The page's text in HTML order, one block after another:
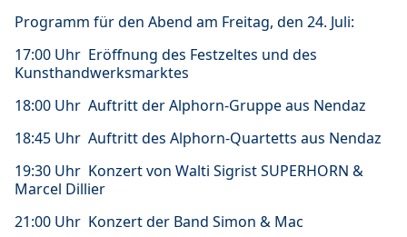
Programm für den Abend am Freitag, den 24. Juli:
17:00 Uhr Eröffnung des Festzeltes und des
Kunsthandwerksmarktes
18:00 Uhr Auftritt der Alphorn-Gruppe aus Nendaz
18:45 Uhr Auftritt des Alphorn-Quartetts aus Nendaz
19:30 Uhr Konzert von Walti Sigrist SUPERHORN &
Marcel Dillier
21:00 Uhr Konzert der Band Simon & Mac